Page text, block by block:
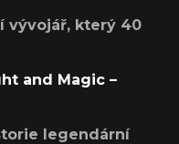
vývojář, který 40
and Magic –
legendární